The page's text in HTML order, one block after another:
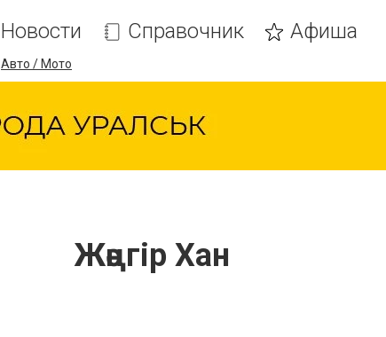
Новости Справочник Афиша
Авто / Мото
Жәңгір Хан